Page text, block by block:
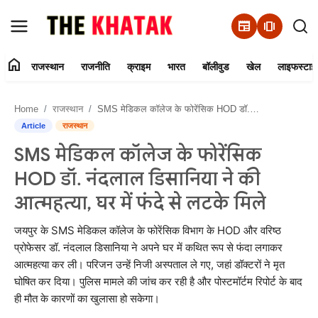
newspaper amp_stories
Contact Us
राजस्थान
राजनीति
क्राइम
भारत
बॉलीवुड
home राजस्थान राजनीति क्राइम भारत बॉलीवुड खेल
Home राजस्थान SMS मेडिकल कॉलेज के फोरेंसिक HOD डॉ. नंदलाल डिसानिया ने की आत्महत्या, घर में फंदे से लटके मिले
Article राजस्थान
SMS मेडिकल कॉलेज के फोरेंसिक
HOD डॉ. नंदलाल डिसानिया ने की
आत्महत्या, घर में फंदे से लटके मिले
जयपुर के SMS मेडिकल कॉलेज के फोरेंसिक विभाग के HOD और वरिष्ठ
प्रोफेसर डॉ. नंदलाल डिसानिया ने अपने घर में कथित रूप से फंदा लगाकर
आत्महत्या कर ली। परिजन उन्हें निजी अस्पताल ले गए, जहां डॉक्टरों ने मृत
घोषित कर दिया। पुलिस मामले की जांच कर रही है और पोस्टमॉर्टम रिपोर्ट के बाद
ही मौत के कारणों का खुलासा हो सकेगा।